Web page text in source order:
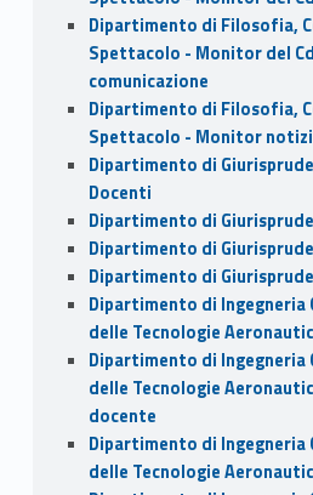
Dipartimento di Filosofia,
Spettacolo - Monitor del
comunicazione
Dipartimento di Filosofia,
Spettacolo - Monitor
Dipartimento di
Docenti
Dipartimento di
Dipartimento di
Dipartimento di
Dipartimento di Ingegneria
delle Tecnologie
Dipartimento di Ingegneria
delle Tecnologie
docente
Dipartimento di Ingegneria
delle Tecnologie